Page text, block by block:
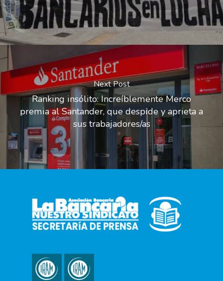
Next Post
Ranking insólito: Increíblemente Merco
premia al Santander, que despide y aprieta a
sus trabajadores/as